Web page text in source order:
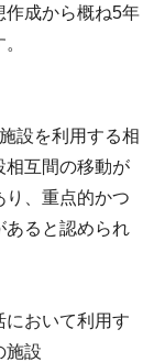
作成から概ね5年
設を利用する相
相互間の移動が
り、重点的かつ
あると認められ
において利用す
施設